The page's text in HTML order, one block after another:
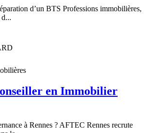
d’un BTS Professions immobilières,
d...
en Immobilier
à Rennes ? AFTEC Rennes recrute